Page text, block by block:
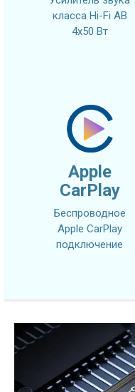
класса Hi-Fi AB
4x50 Вт
Apple
CarPlay
Беспроводное
Apple CarPlay
подключение